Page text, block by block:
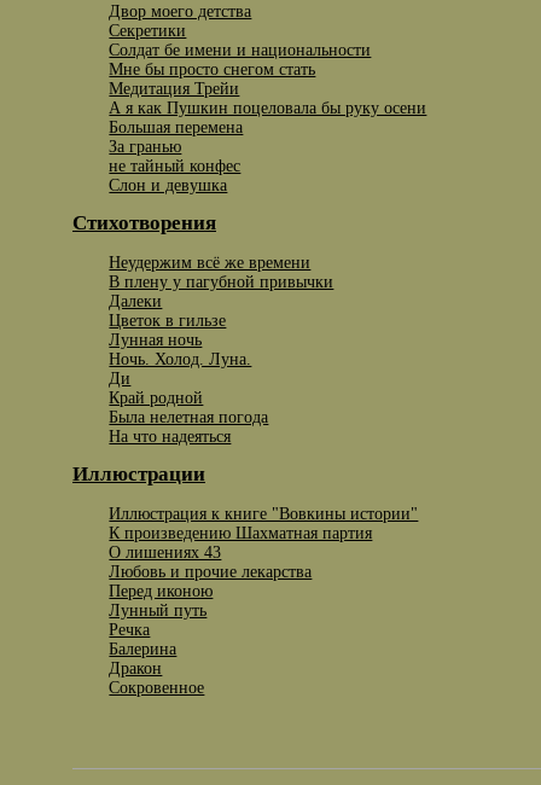
Двор моего детства
Секретики
Солдат бе имени и национальности
Мне бы просто снегом стать
Медитация Трейи
А я как Пушкин поцеловала бы руку осени
Большая перемена
За гранью
не тайный конфес
Слон и девушка
Стихотворения
Неудержим всё же времени
В плену у пагубной привычки
Далеки
Цветок в гильзе
Лунная ночь
Ночь. Холод. Луна.
Ди
Край родной
Была нелетная погода
На что надеяться
Иллюстрации
Иллюстрация к книге "Вовкины истории"
К произведению Шахматная партия
О лишениях 43
Любовь и прочие лекарства
Перед иконою
Лунный путь
Речка
Балерина
Дракон
Сокровенное